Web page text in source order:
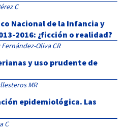
C
Nacional de la Infancia y
2016: ¿ficción o realidad?
Oliva CR
y uso prudente de
MR
epidemiológica. Las
C